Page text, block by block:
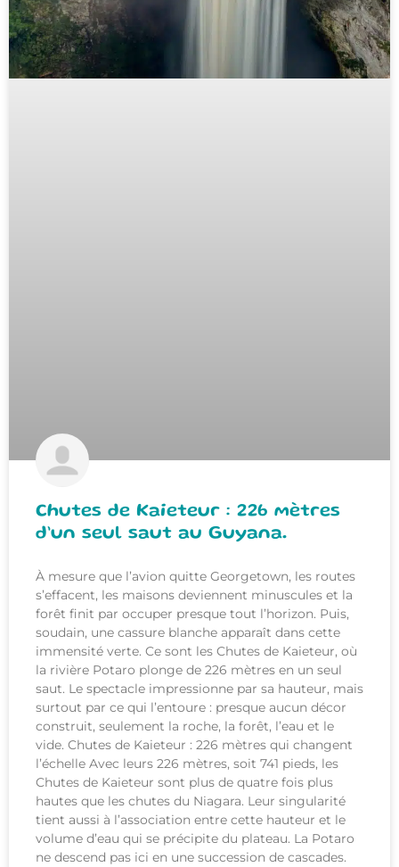
Chutes de Kaieteur : 226 mètres
d’un seul saut au Guyana.
À mesure que l’avion quitte Georgetown, les routes
s’effacent, les maisons deviennent minuscules et la
forêt finit par occuper presque tout l’horizon. Puis,
soudain, une cassure blanche apparaît dans cette
immensité verte. Ce sont les Chutes de Kaieteur, où
la rivière Potaro plonge de 226 mètres en un seul
saut. Le spectacle impressionne par sa hauteur, mais
surtout par ce qui l’entoure : presque aucun décor
construit, seulement la roche, la forêt, l’eau et le
vide. Chutes de Kaieteur : 226 mètres qui changent
l’échelle Avec leurs 226 mètres, soit 741 pieds, les
Chutes de Kaieteur sont plus de quatre fois plus
hautes que les chutes du Niagara. Leur singularité
tient aussi à l’association entre cette hauteur et le
volume d’eau qui se précipite du plateau. La Potaro
ne descend pas ici en une succession de cascades.